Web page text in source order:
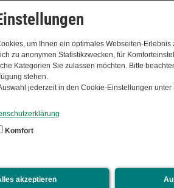
um Ihnen ein optimales Webseiten-
zu anonymen Statistikzwecken, für
Kategorien Sie zulassen möchten. Bitte
stehen.
jederzeit in den Cookie-Einstellungen unter
Komfort
akzeptieren
Stadtfest Zeulenroda-Triebes
Jute Park Triebes vom 28.-30.
Am Samstag wird es zu dem
Abendveranstaltung (19-01)